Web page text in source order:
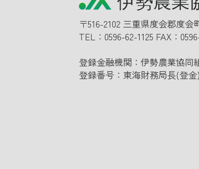
〒516-2102 三重県度会郡度会
TEL： 0596-62-1125 FAX：
登録金融機関：伊勢農業協同
登録番号：東海財務局長(登